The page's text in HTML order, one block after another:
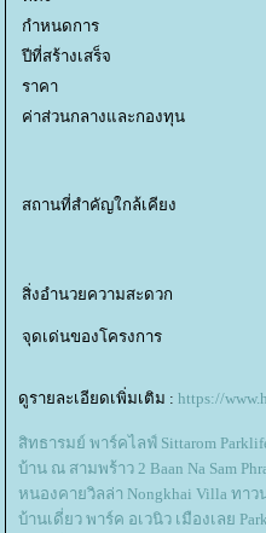
กำหนดการ
ปีที่สร้างเสร็จ
ราคา
ค่าส่วนกลางและกองทุน
สถานที่สำคัญใกล้เคียง
สิ่งอำนวยความสะดวก
จุดเด่นของโครงการ
ดูรายละเอียดเพิ่มเติม : https://
สิทธารมย์ พาร์คไลฟ์ Sittarom
บ้าน ณ สามพร้าว 2 Baan Na Sam
หนองคายวิลล่า Nongkhai Villa ทา
บ้านเดี่ยว พาร์ค อเวนิว เมืองเลย